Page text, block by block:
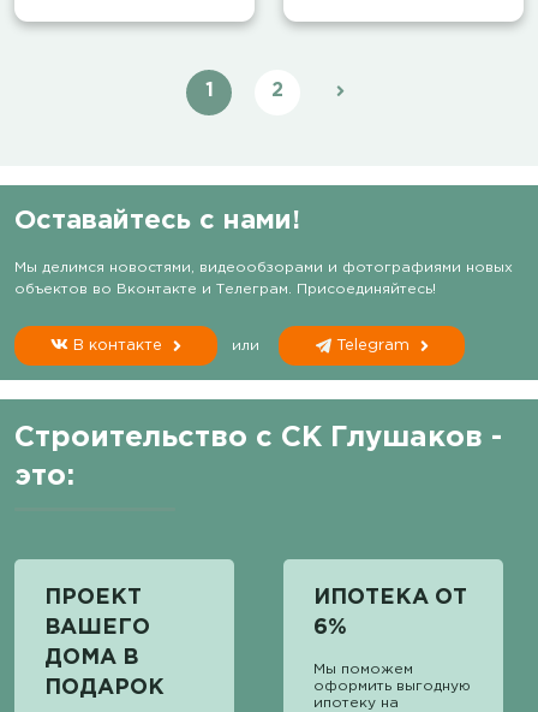
1 2
Оставайтесь с нами!
Мы делимся новостями, видеообзорами и фотографиями новых
объектов во Вконтакте и Телеграм. Присоединяйтесь!
В контакте или Telegram
Строительство с СК Глушаков -
это:
ПРОЕКТ
ВАШЕГО
ДОМА В
ПОДАРОК
ИПОТЕКА ОТ
6%
Мы поможем
оформить выгодную
ипотеку на